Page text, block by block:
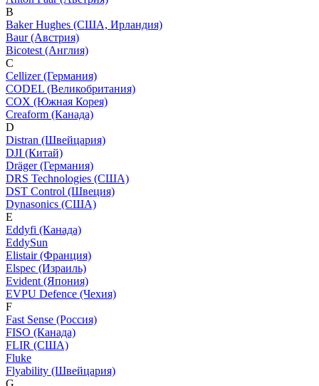
B
Baker Hughes (США, Ирландия)
Baur (Австрия)
Bicotest (Англия)
C
Cellizer (Германия)
CODEL (Великобритания)
COX (Южная Корея)
Creaform (Канада)
D
Distran (Швейцария)
DJI (Китай)
Dräger (Германия)
DRS Technologies (США)
DST Control (Швеция)
Dynasonics (США)
E
Eddyfi (Канада)
EddySun
Elistair (Франция)
Elspec (Израиль)
Evident (Япония)
EVPU Defence (Чехия)
F
Fast Sense (Россия)
FISO (Канада)
FLIR (США)
Fluke
Flyability (Швейцария)
G